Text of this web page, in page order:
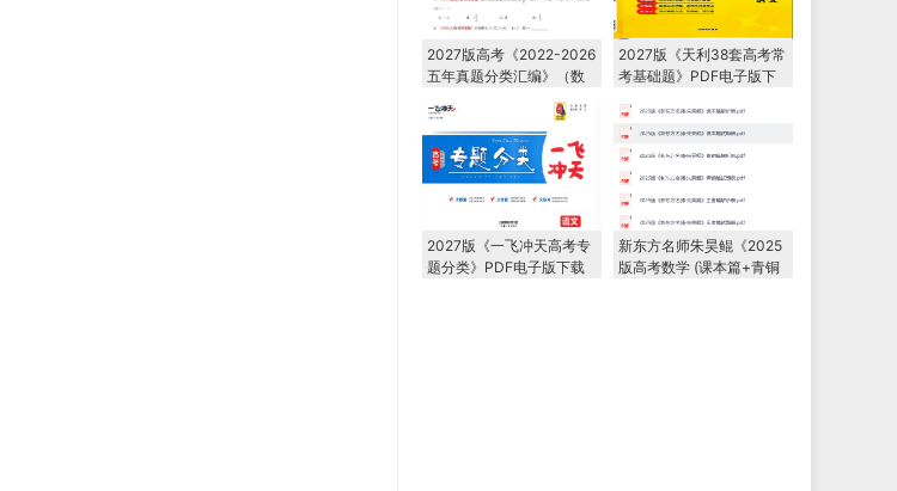
2027版高考《2022-2026
五年真题分类汇编》（数
学）PDF电子版下载
2027版《天利38套高考常
考基础题》PDF电子版下
2027版《一飞冲天高考专
题分类》PDF电子版下载
新东方名师朱昊鲲《2025
版高考数学 (课本篇+青铜